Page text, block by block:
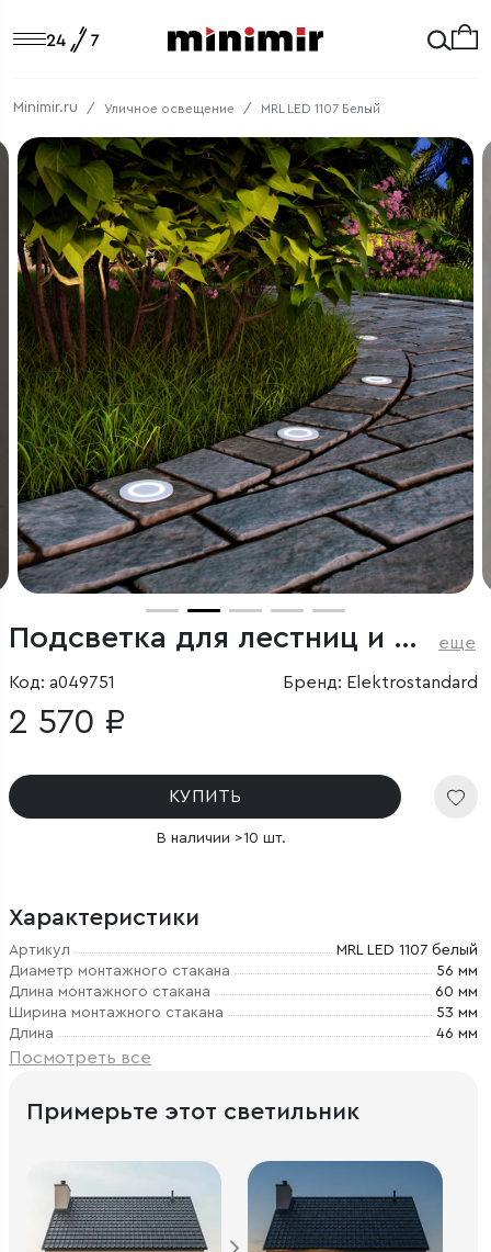
Minimir.ru Уличное освещение MRL LED 1107 Белый
Подсветка для лестниц и дорожек еще
Код: a049751 Бренд: Elektrostandard
2 570 ₽
КУПИТЬ
В наличии >10 шт.
Характеристики
Артикул
MRL LED 1107 белый
Диаметр монтажного стакана
56 мм
Длина монтажного стакана
60 мм
Ширина монтажного стакана
53 мм
Длина
46 мм
Посмотреть все
Примерьте этот светильник